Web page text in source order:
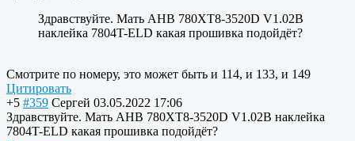
Здравствуйте. Мать AHB 780XT8-3520D V1.02B
наклейка 7804T-ELD какая прошивка подойдёт?
Смотрите по номеру, это может быть и 114, и 133, и 149
Цитировать
+5 #359 Сергей 03.05.2022 17:06
Здравствуйте. Мать AHB 780XT8-3520D V1.02B наклейка
7804T-ELD какая прошивка подойдёт?